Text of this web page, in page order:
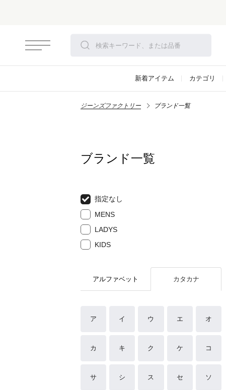
新着アイテム カテゴリ
ジーンズファクトリー ブランド一覧
ブランド一覧
指定なし
MENS
LADYS
KIDS
アルファベット カタカナ
ア イ ウ エ オ
カ キ ク ケ コ
サ シ ス セ ソ